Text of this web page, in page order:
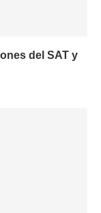
del SAT y